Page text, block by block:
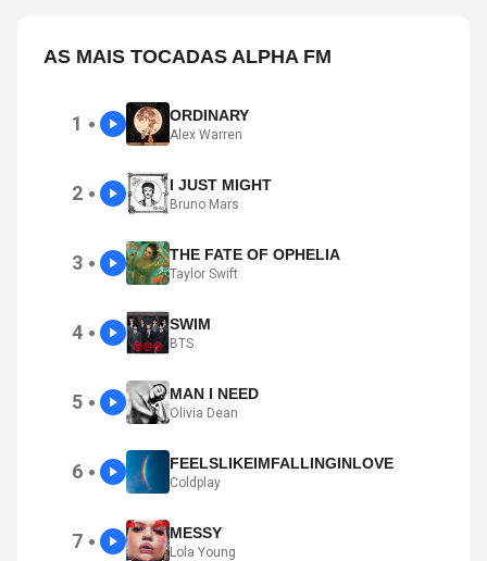
AS MAIS TOCADAS ALPHA FM
1 ● ORDINARY
Alex Warren
2 ● I JUST MIGHT
Bruno Mars
3 ● THE FATE OF OPHELIA
Taylor Swift
4 ● SWIM
BTS
5 ● MAN I NEED
Olivia Dean
6 ● FEELSLIKEIMFALLINGINLOVE
Coldplay
7 ● MESSY
Lola Young